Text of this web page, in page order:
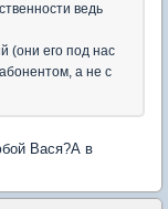
ведь
(они его под нас
а не с
Вася?А в